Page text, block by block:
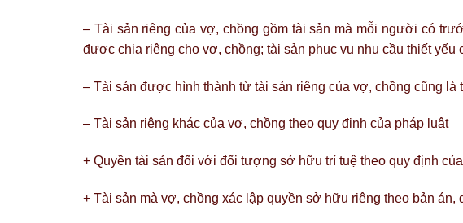
– Tài sản riêng của vợ, chồng gồm tài sản mà mỗi người có
được chia riêng cho vợ, chồng; tài sản phục vụ nhu cầu thiết yếu
– Tài sản được hình thành từ tài sản riêng của vợ, chồng cũng là
– Tài sản riêng khác của vợ, chồng theo quy định của pháp luật
+ Quyền tài sản đối với đối tượng sở hữu trí tuệ theo quy định
+ Tài sản mà vợ, chồng xác lập quyền sở hữu riêng theo bản